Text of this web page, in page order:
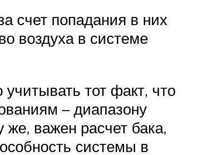
счет попадания в них
воздуха в системе
тот факт, что
– диапазону
важен расчет бака,
системы в